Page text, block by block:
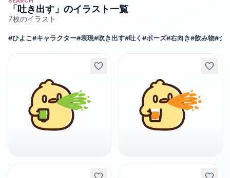
「吐き出す」のイラスト一覧
7枚のイラスト
#ひよこ#キャラクター#表現#吹き出す#吐く #ポーズ#右向き#飲み物#ジ